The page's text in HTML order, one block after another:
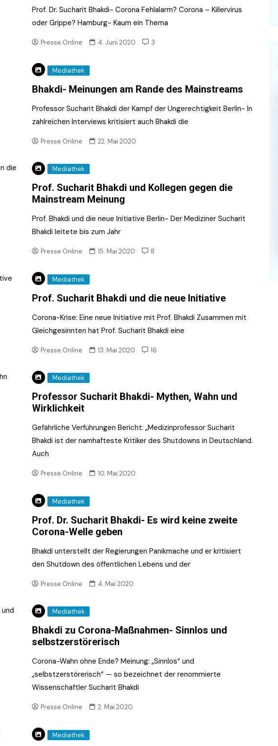
Prof. Dr. Sucharit Bhakdi- Corona Fehlalarm? Corona – Killervirus
oder Grippe? Hamburg- Kaum ein Thema
Presse.Online 4. Juni 2020 3
Mediathek
Bhakdi- Meinungen am Rande des Mainstreams
Professor Sucharit Bhakdi der Kampf der Ungerechtigkeit Berlin- In
zahlreichen Interviews kritisiert auch Bhakdi die
Presse.Online 22. Mai 2020
Mediathek
Prof. Sucharit Bhakdi und Kollegen gegen die
Mainstream Meinung
Prof. Bhakdi und die neue Initiative Berlin- Der Mediziner Sucharit
Bhakdi leitete bis zum Jahr
Presse.Online 15. Mai 2020 8
Mediathek
Prof. Sucharit Bhakdi und die neue Initiative
Corona-Krise: Eine neue Initiative mit Prof. Bhakdi Zusammen mit
Gleichgesinnten hat Prof. Sucharit Bhakdi eine
Presse.Online 13. Mai 2020 16
Mediathek
Professor Sucharit Bhakdi- Mythen, Wahn und
Wirklichkeit
Gefährliche Verführungen Bericht: „Medizinprofessor Sucharit
Bhakdi ist der namhafteste Kritiker des Shutdowns in Deutschland.
Auch
Presse.Online 10. Mai 2020
Mediathek
Prof. Dr. Sucharit Bhakdi- Es wird keine zweite
Corona-Welle geben
Bhakdi unterstellt der Regierungen Panikmache und er kritisiert
den Shutdown des öffentlichen Lebens und der
Presse.Online 4. Mai 2020
Mediathek
Bhakdi zu Corona-Maßnahmen- Sinnlos und
selbstzerstörerisch
Corona-Wahn ohne Ende? Meinung: „Sinnlos“ und
„selbstzerstörerisch“ — so bezeichnet der renommierte
Wissenschaftler Sucharit Bhakdi
Presse.Online 2. Mai 2020
Mediathek